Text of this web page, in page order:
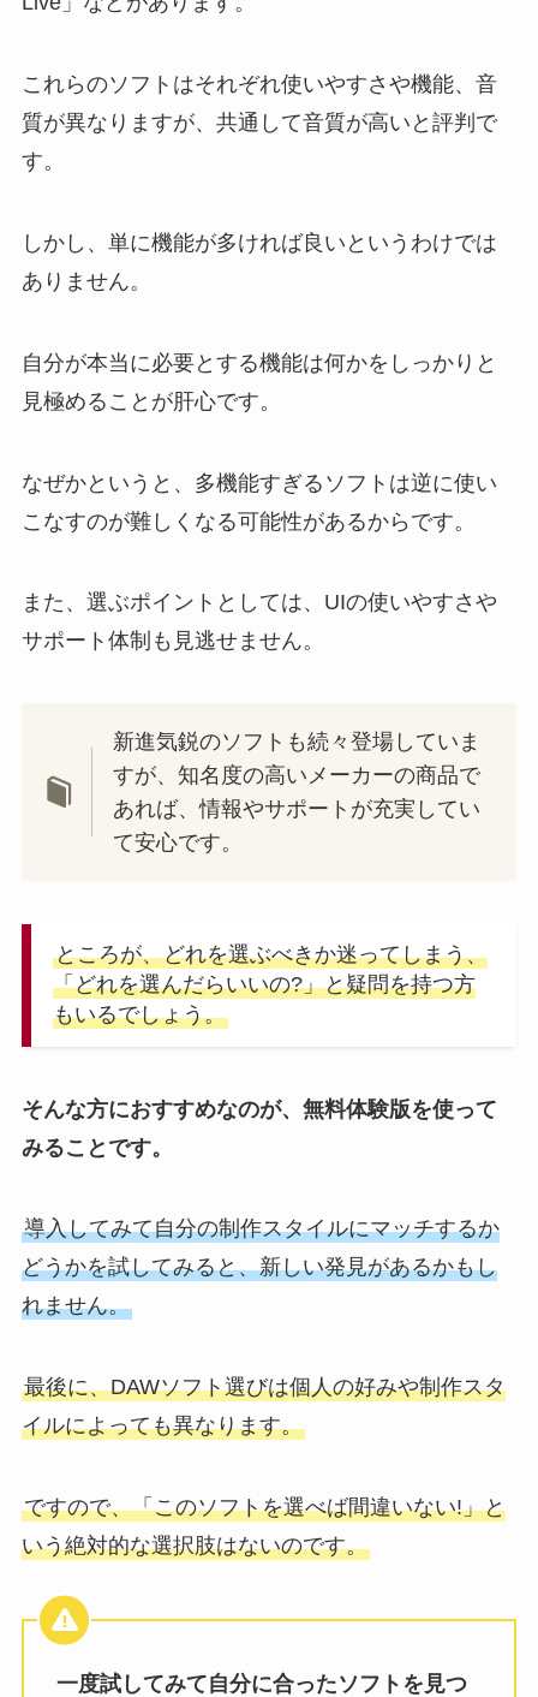
これらのソフトはそれぞれ使いやすさや機能、音
質が異なりますが、共通して音質が高いと評判で
す。
しかし、単に機能が多ければ良いというわけでは
ありません。
自分が本当に必要とする機能は何かをしっかりと
見極めることが肝心です。
なぜかというと、多機能すぎるソフトは逆に使い
こなすのが難しくなる可能性があるからです。
また、選ぶポイントとしては、UIの使いやすさや
サポート体制も見逃せません。
新進気鋭のソフトも続々登場していま
すが、知名度の高いメーカーの商品で
あれば、情報やサポートが充実してい
て安心です。
ところが、どれを選ぶべきか迷ってしまう、
「どれを選んだらいいの?」と疑問を持つ方
もいるでしょう。
そんな方におすすめなのが、無料体験版を使って
みることです。
導入してみて自分の制作スタイルにマッチするか
どうかを試してみると、新しい発見があるかもし
れません。
最後に、DAWソフト選びは個人の好みや制作スタ
イルによっても異なります。
ですので、「このソフトを選べば間違いない!」と
いう絶対的な選択肢はないのです。
一度試してみて自分に合ったソフトを見つ